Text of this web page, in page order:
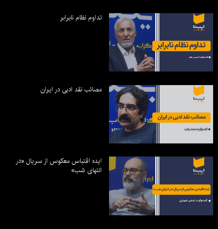
تداوم نظام نابرابر
مصائب نقد ادبی در ایران
ایده اقتباس معکوس از سریال «در
انتهای شب»